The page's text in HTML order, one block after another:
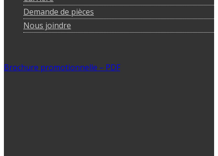
Demande de pièces
Nous joindre
Brochure promotionnelle – PDF